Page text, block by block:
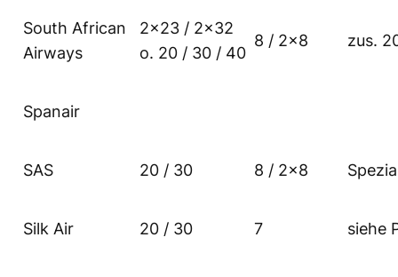
South African
Airways
2×23 / 2×32
o. 20 / 30 / 40
8 / 2×8 zus.
Spanair
SAS 20 / 30 8 / 2×8
Silk Air 20 / 30 7 siehe